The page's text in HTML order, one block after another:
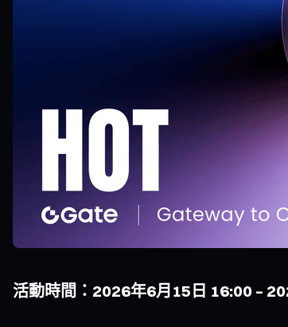
活動時間：2026年6月15日 16:00 –